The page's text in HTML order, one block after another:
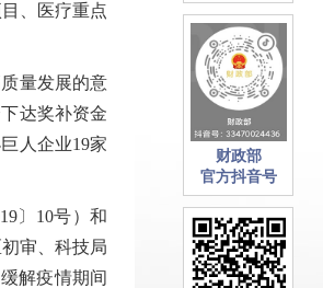
、医疗重点
量发展的意
达奖补资金
人企业19家
〕10号）和
审、科技局
解疫情期间
财政部
官方抖音号